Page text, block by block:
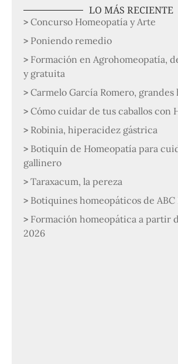
LO MÁS RECIENTE
Concurso Homeopatía y Arte
Poniendo remedio
Formación en Agrohomeopatía,
y gratuita
Carmelo García Romero, grandes
Cómo cuidar de tus caballos con
Robinia, hiperacidez gástrica
Botiquín de Homeopatía para
gallinero
Taraxacum, la pereza
Botiquines homeopáticos de
Formación homeopática a partir
2026